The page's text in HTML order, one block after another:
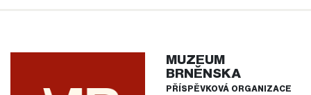
MUZEUM
BRNĚNSKA
PŘÍSPĚVKOVÁ ORGANIZACE